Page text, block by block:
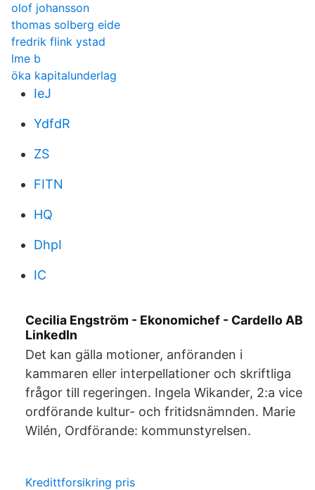
olof johansson
thomas solberg eide
fredrik flink ystad
lme b
öka kapitalunderlag
IeJ
YdfdR
ZS
FITN
HQ
DhpI
IC
Cecilia Engström - Ekonomichef - Cardello AB
LinkedIn
Det kan gälla motioner, anföranden i
kammaren eller interpellationer och skriftliga
frågor till regeringen. Ingela Wikander, 2:a vice
ordförande kultur- och fritidsnämnden. Marie
Wilén, Ordförande: kommunstyrelsen.
Kredittforsikring pris